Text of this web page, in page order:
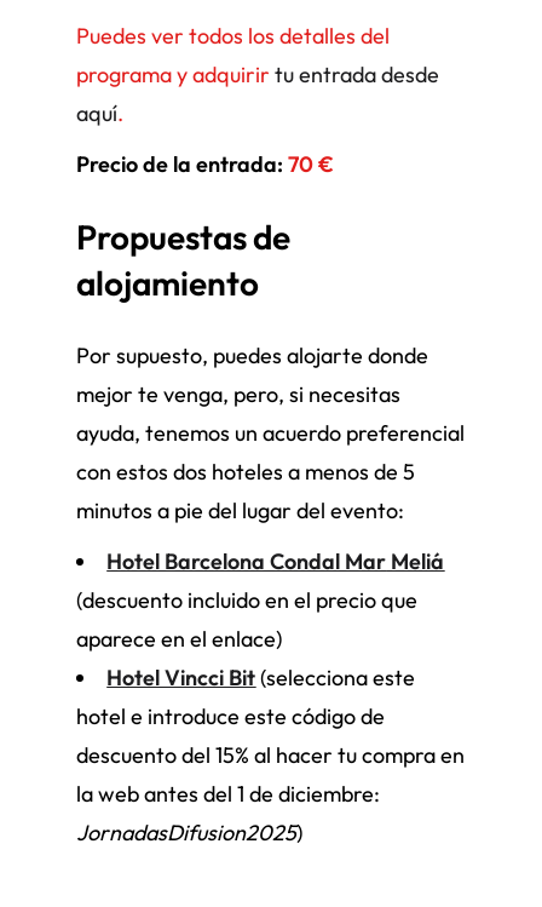
Puedes ver todos los detalles del
programa y adquirirtu entrada desde
aquí.
Precio de la entrada:70 €
Propuestas de
alojamiento
Por supuesto, puedes alojarte donde
mejor te venga, pero, si necesitas
ayuda, tenemos un acuerdo preferencial
con estos dos hoteles a menos de 5
minutos a pie del lugar del evento:
Hotel Barcelona Condal Mar Meliá
(descuento incluido en el precio que
aparece en el enlace)
Hotel Vincci Bit(selecciona este
hotel e introduce este código de
descuento del 15% al hacer tu compra en
la web antes del 1 de diciembre:
JornadasDifusion2025)